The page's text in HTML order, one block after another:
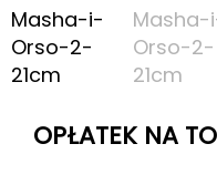
OPŁATEK NA